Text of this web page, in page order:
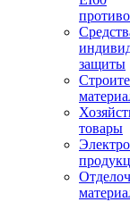
защиты
товары